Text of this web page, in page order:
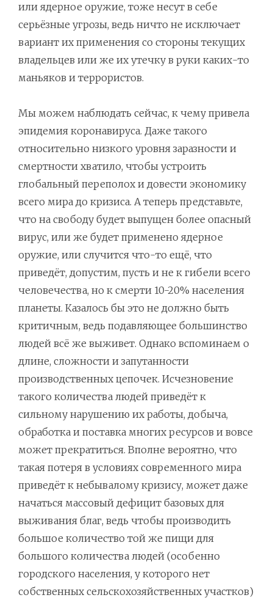
или ядерное оружие, тоже несут в себе
серьёзные угрозы, ведь ничто не исключает
вариант их применения со стороны текущих
владельцев или же их утечку в руки каких-то
маньяков и террористов.
Мы можем наблюдать сейчас, к чему привела
эпидемия коронавируса. Даже такого
относительно низкого уровня заразности и
смертности хватило, чтобы устроить
глобальный переполох и довести экономику
всего мира до кризиса. А теперь представьте,
что на свободу будет выпущен более опасный
вирус, или же будет применено ядерное
оружие, или случится что-то ещё, что
приведёт, допустим, пусть и не к гибели всего
человечества, но к смерти 10-20% населения
планеты. Казалось бы это не должно быть
критичным, ведь подавляющее большинство
людей всё же выживет. Однако вспоминаем о
длине, сложности и запутанности
производственных цепочек. Исчезновение
такого количества людей приведёт к
сильному нарушению их работы, добыча,
обработка и поставка многих ресурсов и вовсе
может прекратиться. Вполне вероятно, что
такая потеря в условиях современного мира
приведёт к небывалому кризису, может даже
начаться массовый дефицит базовых для
выживания благ, ведь чтобы производить
большое количество той же пищи для
большого количества людей (особенно
городского населения, у которого нет
собственных сельскохозяйственных участков)